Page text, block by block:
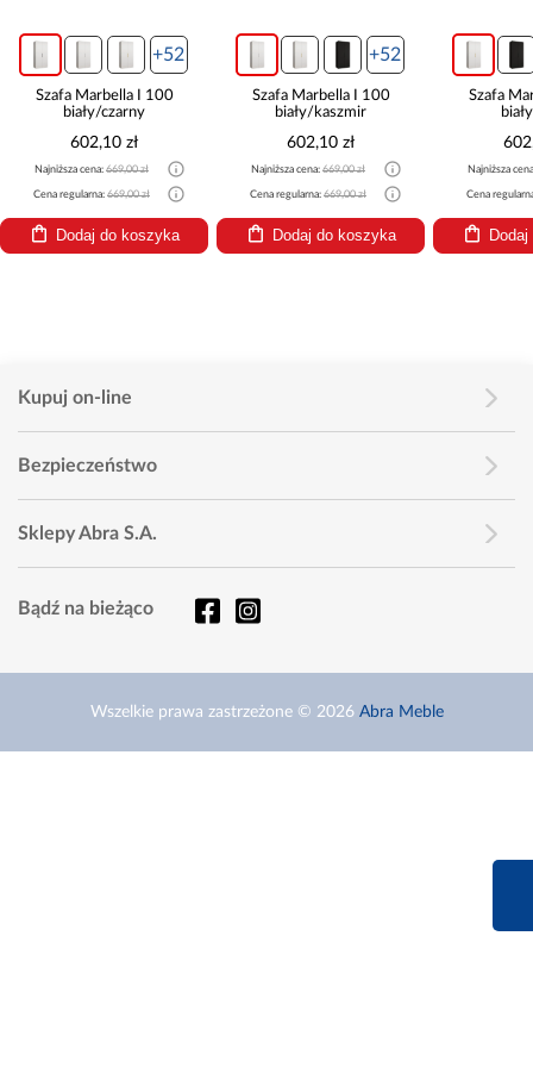
+52
Szafa Marbella I 100
biały/czarny
602,10 zł
Najniższa cena: 669,00 zł
Cena regularna: 669,00 zł
Dodaj do koszyka
+52
Szafa Marbella I 100
biały/kaszmir
602,10 zł
Najniższa cena: 669,00 zł
Cena regularna: 669,00 zł
Dodaj do koszyka
Szafa
Najniższa
Cena
Kupuj on-line
Bezpieczeństwo
Sklepy Abra S.A.
Bądź na bieżąco
Wszelkie prawa zastrzeżone © 2026 Abra Meble